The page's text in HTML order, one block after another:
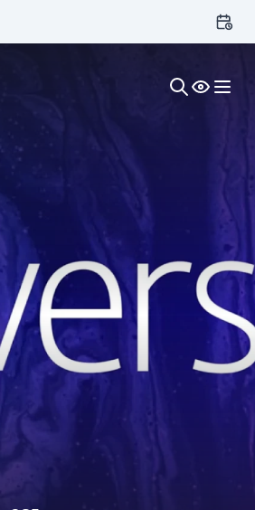
Цвет: